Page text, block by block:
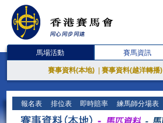
馬場活動 賽馬資訊
賽事資料(本地) 賽事資料(越洋轉播)
報名表 排位表 即時賠率 練馬師分場表